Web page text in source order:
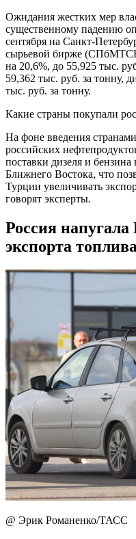
Ожидания жестких мер
существенному падению
сентября на Санкт-
сырьевой бирже
на 20,6%, до 55,925 тыс.
59,362 тыс. руб. за тонну,
тыс. руб. за тонну.
Какие страны покупали
На фоне введения
российских
поставки дизеля и
Ближнего Востока, что
Турции увеличивать
говорят эксперты.
Россия
экспорта топлива
@ Эрик Романенко/ТАСС